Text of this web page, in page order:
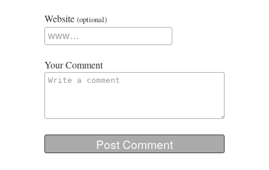
Website (optional)
Your Comment